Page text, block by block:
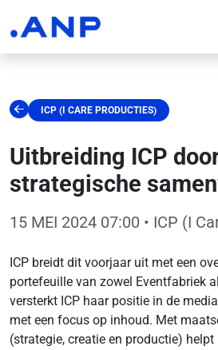
ICP (I CARE PRODUCTIES)
Uitbreiding ICP
strategische
15 MEI 2024 07:00 • ICP (I
ICP breidt dit voorjaar uit met een
portefeuille van zowel Eventfabriek
versterkt ICP haar positie in de
met een focus op inhoud. Met
(strategie, creatie en productie) helpt